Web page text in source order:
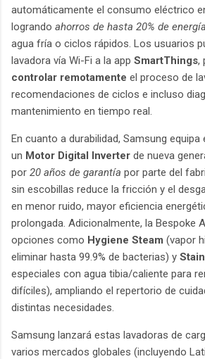
automáticamente el consumo eléctrico
logrando ahorros de hasta 20% de energía
agua fría o ciclos rápidos. Los usuarios
lavadora vía Wi-Fi a la app SmartThings,
controlar remotamente el proceso de
recomendaciones de ciclos e incluso
mantenimiento en tiempo real.
En cuanto a durabilidad, Samsung
un Motor Digital Inverter de nueva
por 20 años de garantía por parte del
sin escobillas reduce la fricción y el
en menor ruido, mayor eficiencia
prolongada. Adicionalmente, la Bespoke
opciones como Hygiene Steam (vapor
eliminar hasta 99.9% de bacterias) y
especiales con agua tibia/caliente para
difíciles), ampliando el repertorio de
distintas necesidades.
Samsung lanzará estas lavadoras de
varios mercados globales (incluyendo